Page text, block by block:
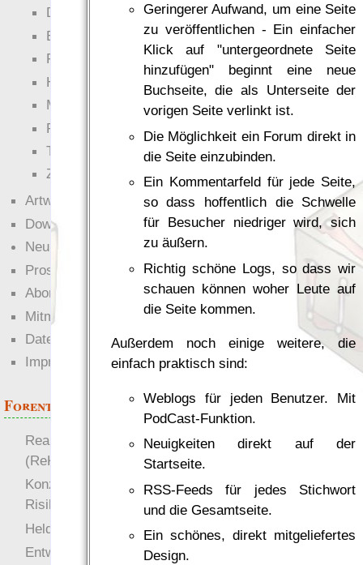
Geringerer Aufwand, um eine Seite
zu veröffentlichen - Ein einfacher
Klick auf "untergeordnete Seite
hinzufügen" beginnt eine neue
Buchseite, die als Unterseite der
vorigen Seite verlinkt ist.
Die Möglichkeit ein Forum direkt in
die Seite einzubinden.
Ein Kommentarfeld für jede Seite,
so dass hoffentlich die Schwelle
für Besucher niedriger wird, sich
zu äußern.
Richtig schöne Logs, so dass wir
schauen können woher Leute auf
die Seite kommen.
Außerdem noch einige weitere, die
einfach praktisch sind:
Weblogs für jeden Benutzer. Mit
PodCast-Funktion.
Neuigkeiten direkt auf der
Startseite.
RSS-Feeds für jedes Stichwort
und die Gesamtseite.
Ein schönes, direkt mitgeliefertes
Design.
Die neuen Lande
EWS-X
Freihändler
Hinter der Welt
Magie
RaumZeit
Technophob
Zettel-RPG
Artwork
Downloads
Neuigkeiten
Prosa
Abonnieren
Mitmachen
Datenschutz
Impressum
Forenthemen
Realistische Kämpfe
(ReKa)
Konzept für Schwächen:
Risiko
Heldendokument
Entwicklung von
more